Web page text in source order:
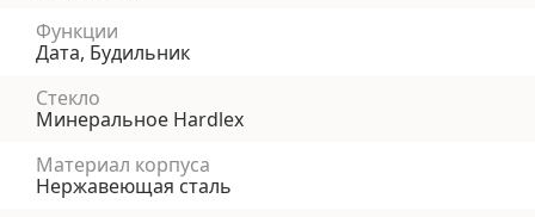
Функции
Дата, Будильник
Стекло
Минеральное Hardlex
Материал корпуса
Нержавеющая сталь